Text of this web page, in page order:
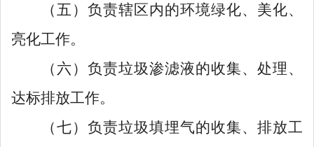
（五）负责辖区内的环境绿化、美化、
亮化工作。
（六）负责垃圾渗滤液的收集、处理、
达标排放工作。
（七）负责垃圾填埋气的收集、排放工